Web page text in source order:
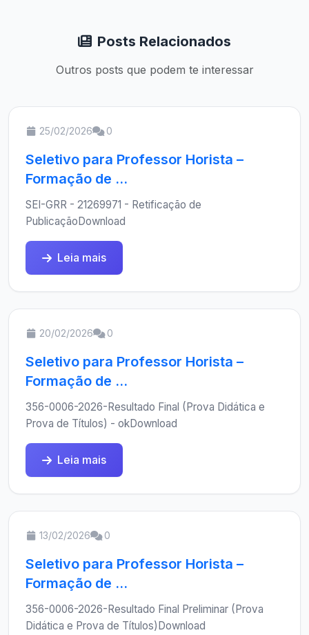
Posts Relacionados
Outros posts que podem te interessar
25/02/2026 0
Seletivo para Professor Horista –
Formação de ...
SEI-GRR - 21269971 - Retificação de
PublicaçãoDownload
Leia mais
20/02/2026 0
Seletivo para Professor Horista –
Formação de ...
356-0006-2026-Resultado Final (Prova Didática e
Prova de Títulos) - okDownload
Leia mais
13/02/2026 0
Seletivo para Professor Horista –
Formação de ...
356-0006-2026-Resultado Final Preliminar (Prova
Didática e Prova de Títulos)Download